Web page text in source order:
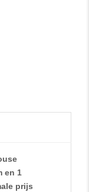
en 1
prijs